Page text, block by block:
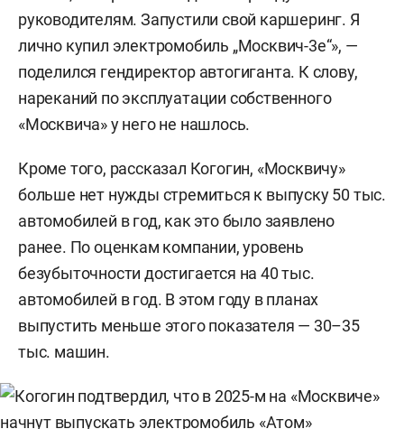
руководителям. Запустили свой каршеринг. Я
лично купил электромобиль „Москвич-3е“», —
поделился гендиректор автогиганта. К слову,
нареканий по эксплуатации собственного
«Москвича» у него не нашлось.
Кроме того, рассказал Когогин, «Москвичу»
больше нет нужды стремиться к выпуску 50 тыс.
автомобилей в год, как это было заявлено
ранее. По оценкам компании, уровень
безубыточности достигается на 40 тыс.
автомобилей в год. В этом году в планах
выпустить меньше этого показателя — 30–35
тыс. машин.